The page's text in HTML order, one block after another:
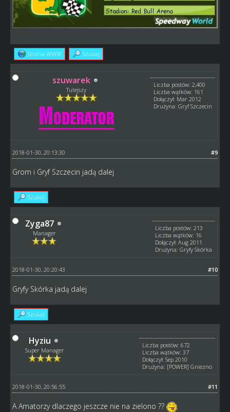
Strona WWW Szukaj
szuwarek
Tutejszy
Liczba postów: 2,400
Liczba wątków: 161
Dołączył: Mar 2012
Drużyna: Gryf Szczecin
#9
2018-01-30, 20:13:30
Grom i Gryf Szczecin jadą dalej
Szukaj
Zyga87
Manager
Liczba postów: 213
Liczba wątków: 16
Dołączył: Aug 2011
Drużyna: Gryfy Skórka
#10
2018-01-30, 20:20:43
Gryfy Skórka jadą dalej
Szukaj
Hyziu
Super Manager
Liczba postów: 672
Liczba wątków: 37
Dołączył: Sep 2010
Drużyna: [POWER] Gniezno
#11
2018-01-30, 20:56:55
A Amatorzy dlaczego jeszcze nie na zielono ??